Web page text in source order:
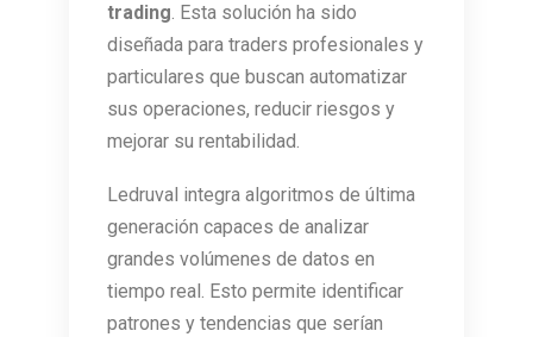
trading. Esta solución ha sido
diseñada para traders profesionales y
particulares que buscan automatizar
sus operaciones, reducir riesgos y
mejorar su rentabilidad.
Ledruval integra algoritmos de última
generación capaces de analizar
grandes volúmenes de datos en
tiempo real. Esto permite identificar
patrones y tendencias que serían